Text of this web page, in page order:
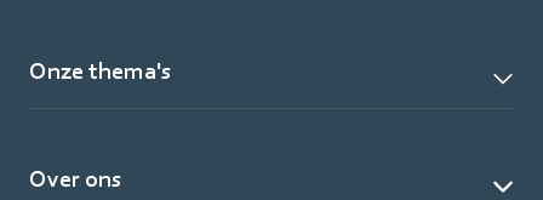
Onze thema's
Over ons